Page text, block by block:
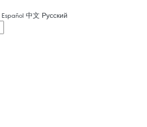
Español 中文 Русский